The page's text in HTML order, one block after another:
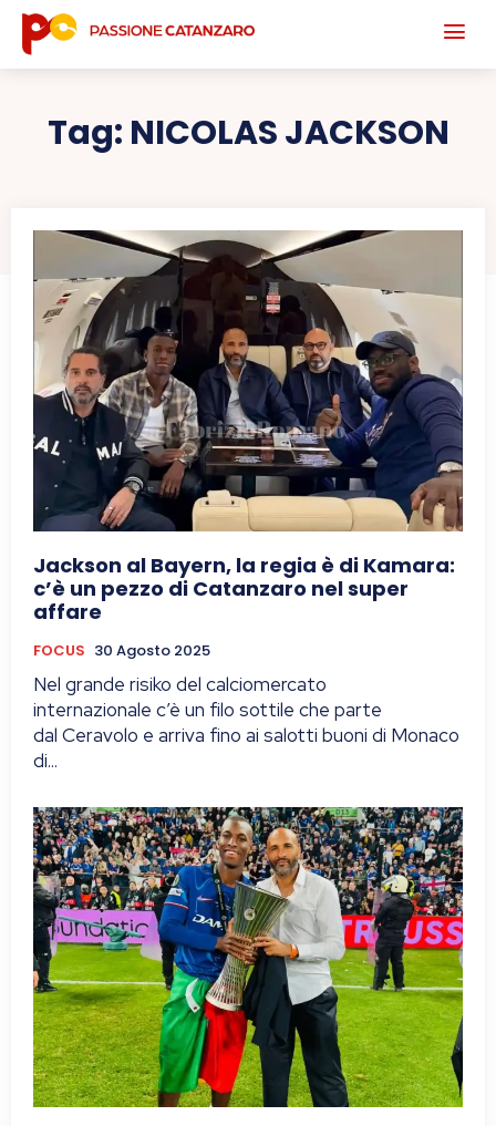
Tag: NICOLAS JACKSON
Jackson al Bayern, la regia è di Kamara:
c’è un pezzo di Catanzaro nel super
affare
FOCUS 30 Agosto 2025
Nel grande risiko del calciomercato
internazionale c’è un filo sottile che parte
dal Ceravolo e arriva fino ai salotti buoni di Monaco
di...